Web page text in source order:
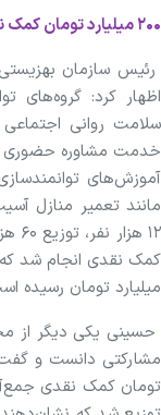
۲۰۰ میلیارد تومان کمک نقدی مردم به بهزیستی
رئیس سازمان
آموزش‌های
مانند تعمیر منازل
میلیارد تومان رسیده
حسینی یکی دیگر از